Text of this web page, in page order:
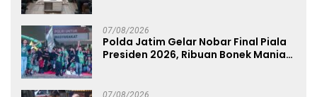
07/08/2026
Polda Jatim Gelar Nobar Final Piala
Presiden 2026, Ribuan Bonek Mania
07/08/2026